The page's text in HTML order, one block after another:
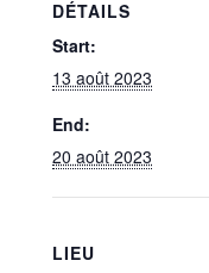
DÉTAILS
Start:
13 août 2023
End:
20 août 2023
LIEU